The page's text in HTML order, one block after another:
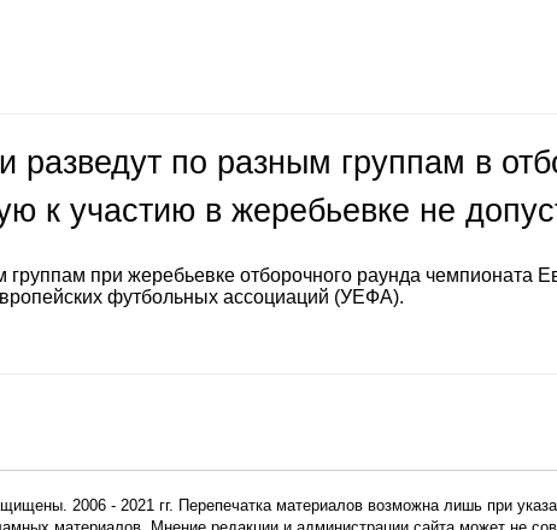
по разным группам в
к участию в жеребьевке не
при жеребьевке отборочного раунда чемпионата
футбольных ассоциаций (УЕФА).
2006 - 2021 гг. Перепечатка материалов возможна лишь при